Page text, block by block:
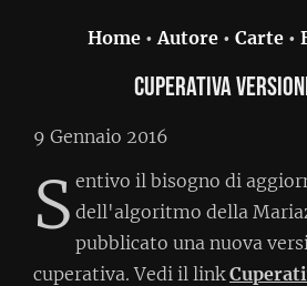
Home •Autore • Carte •
Cuperativa
9 Gennaio 2016
S entivo il bisogno di
dell'algoritmo della
pubblicato una nuova
cuperativa. Vedi il link